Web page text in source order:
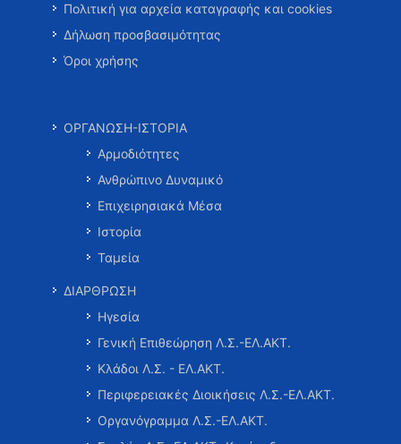
Πολιτική για αρχεία καταγραφής και cookies
Δήλωση προσβασιμότητας
Όροι χρήσης
ΟΡΓΑΝΩΣΗ-ΙΣΤΟΡΙΑ
Αρμοδιότητες
Ανθρώπινο Δυναμικό
Επιχειρησιακά Μέσα
Ιστορία
Ταμεία
ΔΙΑΡΘΡΩΣΗ
Ηγεσία
Γενική Επιθεώρηση Λ.Σ.-ΕΛ.ΑΚΤ.
Κλάδοι Λ.Σ. - ΕΛ.ΑΚΤ.
Περιφερειακές Διοικήσεις Λ.Σ.-ΕΛ.ΑΚΤ.
Οργανόγραμμα Λ.Σ.-ΕΛ.ΑΚΤ.